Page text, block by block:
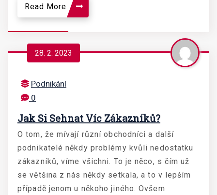
Read More
28. 2. 2023
Podnikání
0
Jak Si Sehnat Víc Zákazníků?
O tom, že mívají různí obchodníci a další
podnikatelé někdy problémy kvůli nedostatku
zákazníků, víme všichni. To je něco, s čím už
se většina z nás někdy setkala, a to v lepším
případě jenom u někoho jiného. Ovšem